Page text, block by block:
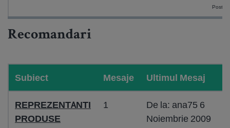
Postat
Recomandari
Subiect Mesaje Ultimul Mesaj
REPREZENTANTI
PRODUSE
1
De la: ana75 6
Noiembrie 2009